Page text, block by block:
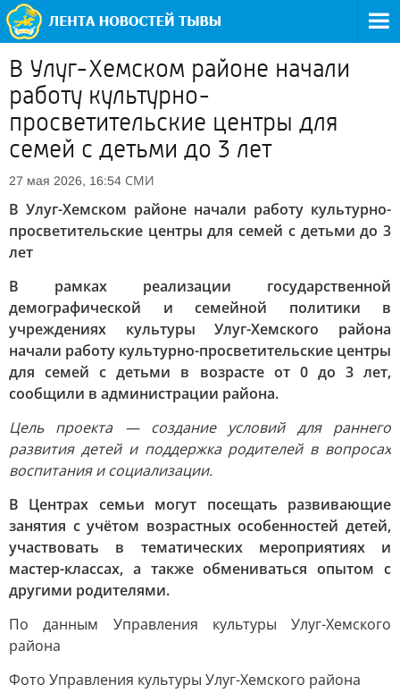
В Улуг-Хемском районе начали
работу культурно-
просветительские центры для
семей с детьми до 3 лет
27 мая 2026, 16:54 СМИ
В Улуг-Хемском районе начали работу культурно-
просветительские центры для семей с детьми до 3
лет
В рамках реализации государственной
демографической и семейной политики в
учреждениях культуры Улуг-Хемского района
начали работу культурно-просветительские центры
для семей с детьми в возрасте от 0 до 3 лет,
сообщили в администрации района.
Цель проекта — создание условий для раннего
развития детей и поддержка родителей в вопросах
воспитания и социализации.
В Центрах семьи могут посещать развивающие
занятия с учётом возрастных особенностей детей,
участвовать в тематических мероприятиях и
мастер-классах, а также обмениваться опытом с
другими родителями.
По данным Управления культуры Улуг-Хемского
района
Фото Управления культуры Улуг-Хемского района